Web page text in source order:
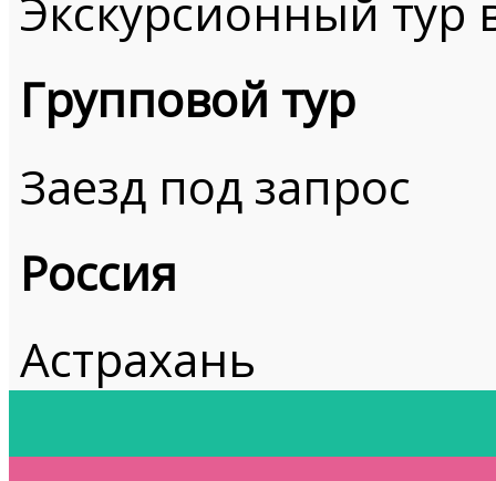
Экскурсионный тур
Групповой тур
Заезд под запрос
Россия
Астрахань